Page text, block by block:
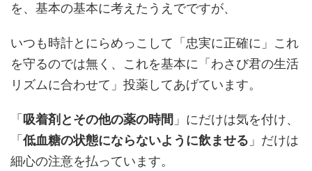
を、基本の基本に考えたうえでですが、
いつも時計とにらめっこして「忠実に正確に」これ
を守るのでは無く、これを基本に「わさび君の生活
リズムに合わせて」投薬してあげています。
「 吸着剤とその他の薬の時間 」にだけは気を付け、
「 低血糖の状態にならないように飲ませる 」だけは
細心の注意を払っています。